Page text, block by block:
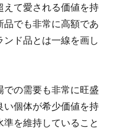
えて愛される価値を持
でも非常に高額であ
ンド品とは一線を画し
での需要も非常に旺盛
い個体が希少価値を持
を維持していること